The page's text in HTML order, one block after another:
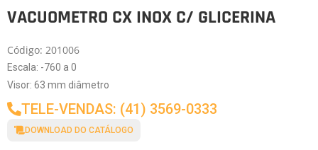
VACUOMETRO CX INOX C/ GLICERINA
Código: 201006
Escala: -760 a 0
Visor: 63 mm diâmetro
TELE-VENDAS: (41) 3569-0333
DOWNLOAD DO CATÁLOGO